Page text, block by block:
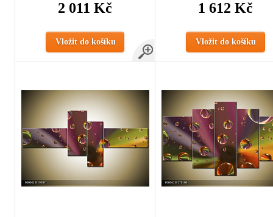
2 011 Kč
Vložit do košíku
1 612 Kč
Vložit do košíku